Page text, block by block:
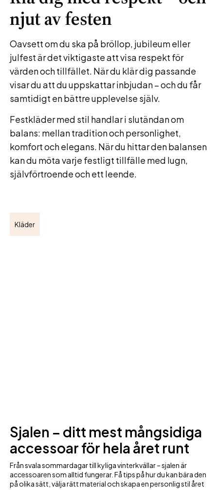
njut av festen
Oavsett om du ska på bröllop, jubileum eller
julfest är det viktigaste att visa respekt för
värden och tillfället. När du klär dig passande
visar du att du uppskattar inbjudan – och du får
samtidigt en bättre upplevelse själv.
Festkläder med stil handlar i slutändan om
balans: mellan tradition och personlighet,
komfort och elegans. När du hittar den balansen
kan du möta varje festligt tillfälle med lugn,
självförtroende och ett leende.
Kläder
Sjalen – ditt mest mångsidiga
accessoar för hela året runt
Från svala sommardagar till kyliga vinterkvällar – sjalen är
accessoaren som alltid fungerar. Få tips på hur du kan bära den
på olika sätt, välja rätt material och skapa en personlig stil året